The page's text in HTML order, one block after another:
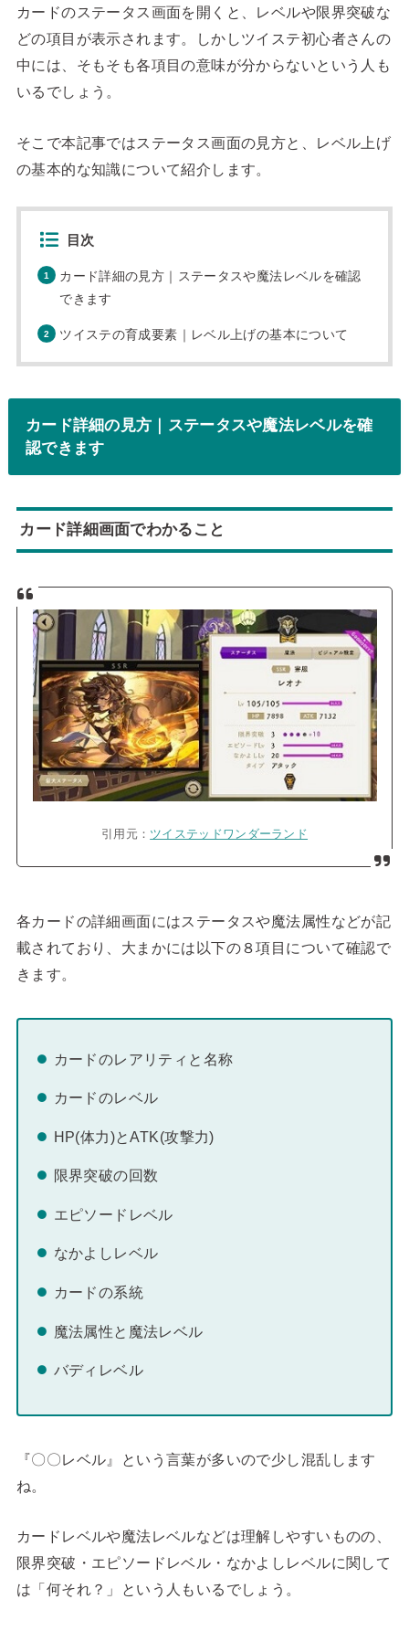
カードのステータス画面を開くと、レベルや限界突破な
どの項目が表示されます。しかしツイステ初心者さんの
中には、そもそも各項目の意味が分からないという人も
いるでしょう。
そこで本記事ではステータス画面の見方と、レベル上げ
の基本的な知識について紹介します。
目次
カード詳細の見方｜ステータスや魔法レベルを確認
できます
ツイステの育成要素｜レベル上げの基本について
カード詳細の見方｜ステータスや魔法レベルを確
認できます
カード詳細画面でわかること
引用元： ツイステッドワンダーランド
各カードの詳細画面にはステータスや魔法属性などが記
載されており、大まかには以下の８項目について確認で
きます。
カードのレアリティと名称
カードのレベル
HP(体力)とATK(攻撃力)
限界突破の回数
エピソードレベル
なかよしレベル
カードの系統
魔法属性と魔法レベル
バディレベル
『〇〇レベル』という言葉が多いので少し混乱します
ね。
カードレベルや魔法レベルなどは理解しやすいものの、
限界突破・エピソードレベル・なかよしレベルに関して
は「何それ？」という人もいるでしょう。